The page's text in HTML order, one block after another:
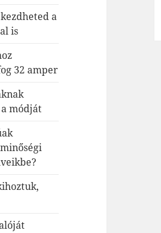
a
is
32 amper
módját